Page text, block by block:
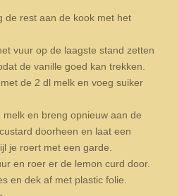
de rest aan de kook met het
vuur op de laagste stand zetten
de vanille goed kan trekken.
de 2 dl melk en voeg suiker
en breng opnieuw aan de
doorheen en laat een
je roert met een garde.
en roer er de lemon curd door.
en dek af met plastic folie.